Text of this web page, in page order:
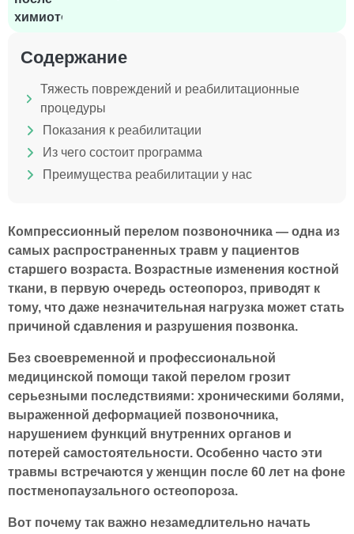
Содержание
Тяжесть повреждений и реабилитационные
процедуры
Показания к реабилитации
Из чего состоит программа
Преимущества реабилитации у нас
Компрессионный перелом позвоночника — одна из
самых распространенных травм у пациентов
старшего возраста. Возрастные изменения костной
ткани, в первую очередь остеопороз, приводят к
тому, что даже незначительная нагрузка может стать
причиной сдавления и разрушения позвонка.
Без своевременной и профессиональной
медицинской помощи такой перелом грозит
серьезными последствиями: хроническими болями,
выраженной деформацией позвоночника,
нарушением функций внутренних органов и
потерей самостоятельности. Особенно часто эти
травмы встречаются у женщин после 60 лет на фоне
постменопаузального остеопороза.
Вот почему так важно незамедлительно начать